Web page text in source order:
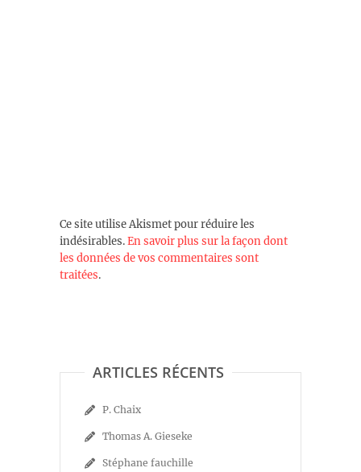
Ce site utilise Akismet pour réduire les
indésirables.En savoir plus sur la façon dont
les données de vos commentaires sont
traitées.
ARTICLES RÉCENTS
P. Chaix
Thomas A. Gieseke
Stéphane fauchille